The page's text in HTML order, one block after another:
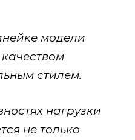
модели
стилем.
нагрузки
не только